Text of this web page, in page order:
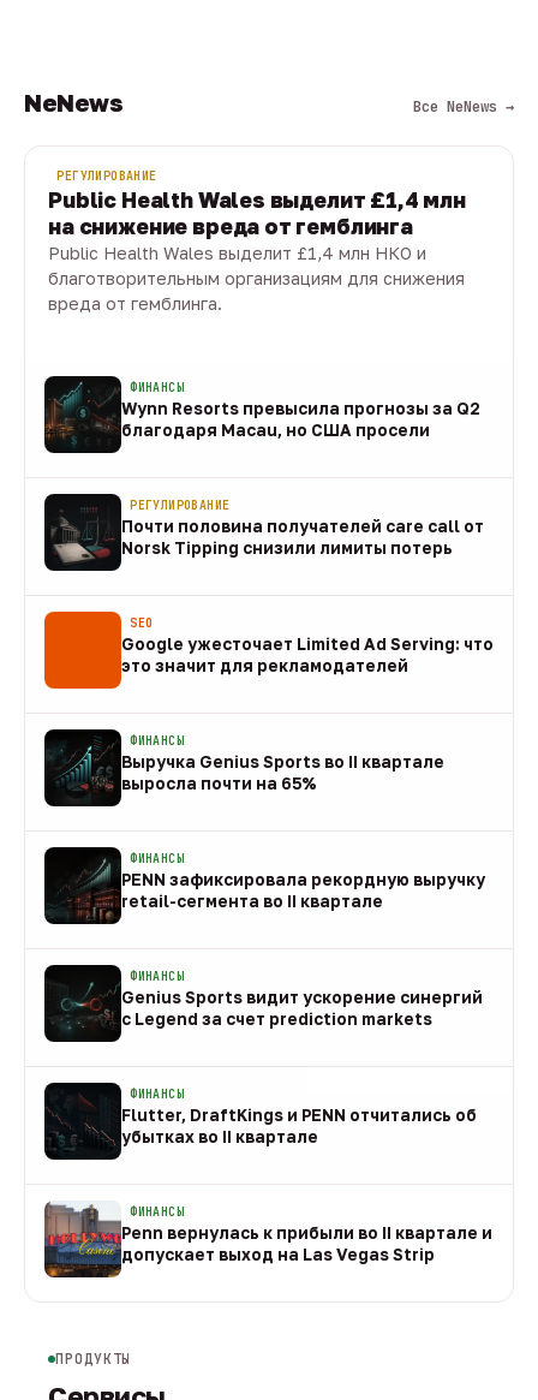
NeNews Все NeNews →
РЕГУЛИРОВАНИЕ
Public Health Wales выделит £1,4 млн
на снижение вреда от гемблинга
Public Health Wales выделит £1,4 млн НКО и
благотворительным организациям для снижения
вреда от гемблинга.
ФИНАНСЫ
Wynn Resorts превысила прогнозы за Q2
благодаря Macau, но США просели
РЕГУЛИРОВАНИЕ
Почти половина получателей care call от
Norsk Tipping снизили лимиты потерь
SEO
Google ужесточает Limited Ad Serving: что
это значит для рекламодателей
ФИНАНСЫ
Выручка Genius Sports во II квартале
выросла почти на 65%
ФИНАНСЫ
PENN зафиксировала рекордную выручку
retail-сегмента во II квартале
ФИНАНСЫ
Genius Sports видит ускорение синергий
с Legend за счет prediction markets
ФИНАНСЫ
Flutter, DraftKings и PENN отчитались об
убытках во II квартале
ФИНАНСЫ
Penn вернулась к прибыли во II квартале и
допускает выход на Las Vegas Strip
ПРОДУКТЫ